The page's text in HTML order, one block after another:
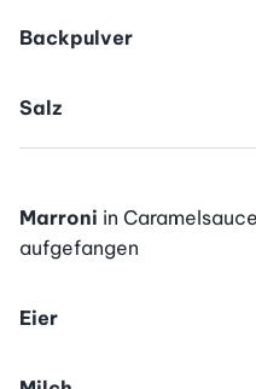
Backpulver
Salz
Marroni in
aufgefangen
Eier